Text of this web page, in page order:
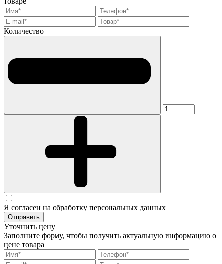
Количество
Я согласен на обработку персональных данных
Отправить
Уточнить цену
Заполните форму, чтобы получить актуальную информацию о
цене товара